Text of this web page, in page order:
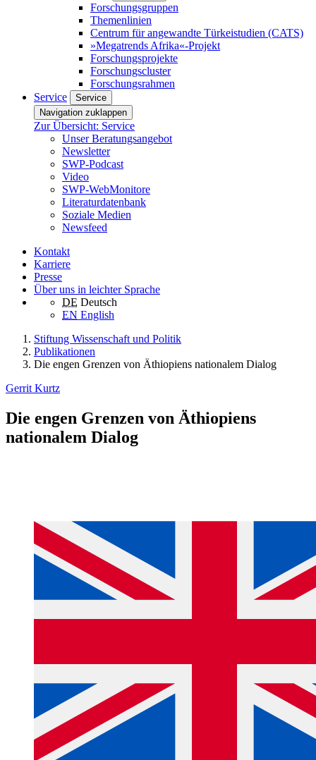
Forschungsgruppen
Themenlinien
Centrum für angewandte Türkeistudien (CATS)
»Megatrends Afrika«-Projekt
Forschungsprojekte
Forschungscluster
Forschungsrahmen
Service
Service
Navigation zuklappen
Zur Übersicht: Service
Unser Beratungsangebot
Newsletter
SWP-Podcast
Video
SWP-WebMonitore
Literaturdatenbank
Soziale Medien
Newsfeed
Kontakt
Karriere
Presse
Über uns in leichter Sprache
DE Deutsch
EN English
Stiftung Wissenschaft und Politik
Publikationen
Die engen Grenzen von Äthiopiens nationalem Dialog
Gerrit Kurtz
Die engen Grenzen von Äthiopiens
nationalem Dialog